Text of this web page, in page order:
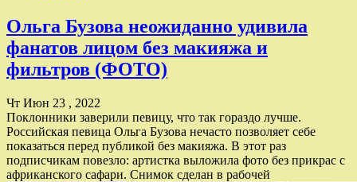
Ольга Бузова неожиданно удивила
фанатов лицом без макияжа и
фильтров (ФОТО)
Чт Июн 23 , 2022
Поклонники заверили певицу, что так гораздо лучше.
Российская певица Ольга Бузова нечасто позволяет себе
показаться перед публикой без макияжа. В этот раз
подписчикам повезло: артистка выложила фото без прикрас с
африканского сафари. Снимок сделан в рабочей